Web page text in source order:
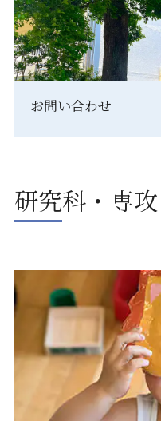
お問い合わせ
研究科・専攻